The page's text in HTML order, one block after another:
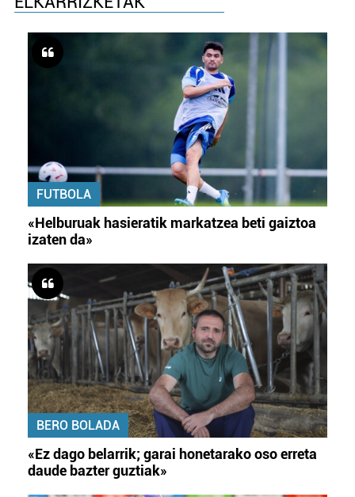
FUTBOLA
«Helburuak hasieratik markatzea beti gaiztoa
izaten da»
BERO BOLADA
«Ez dago belarrik; garai honetarako oso erreta
daude bazter guztiak»